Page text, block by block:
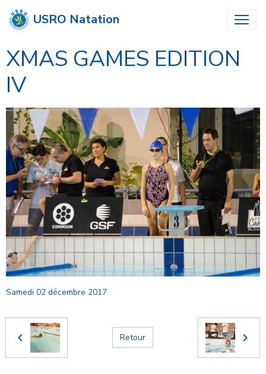
USRO Natation
XMAS GAMES EDITION
IV
Samedi 02 décembre 2017
Retour